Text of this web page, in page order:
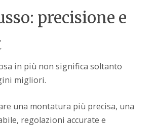
precisione e
in più non significa soltanto
migliori.
una montatura più precisa, una
regolazioni accurate e